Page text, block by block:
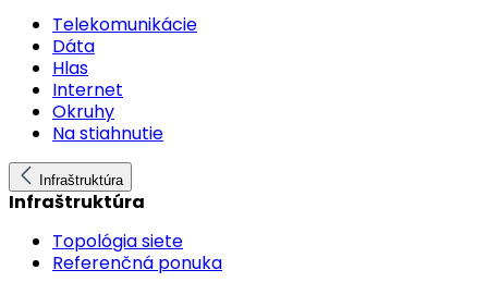
Telekomunikácie
Dáta
Hlas
Internet
Okruhy
Na stiahnutie
Infraštruktúra
Infraštruktúra
Topológia siete
Referenčná ponuka